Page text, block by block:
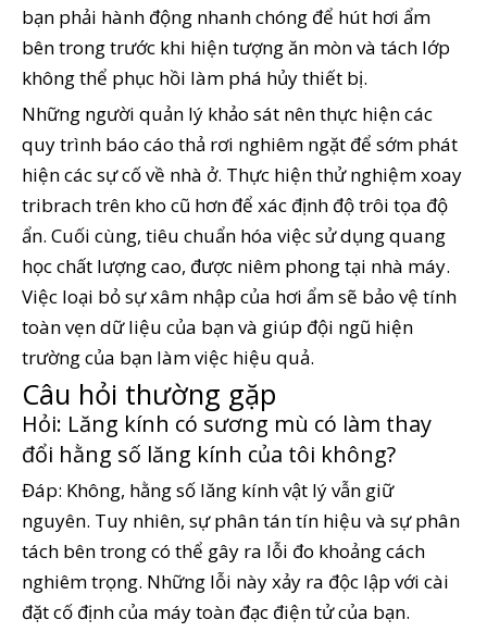
bạn phải hành động nhanh chóng để hút hơi ẩm
bên trong trước khi hiện tượng ăn mòn và tách lớp
không thể phục hồi làm phá hủy thiết bị.
Những người quản lý khảo sát nên thực hiện các
quy trình báo cáo thả rơi nghiêm ngặt để sớm phát
hiện các sự cố về nhà ở. Thực hiện thử nghiệm xoay
tribrach trên kho cũ hơn để xác định độ trôi tọa độ
ẩn. Cuối cùng, tiêu chuẩn hóa việc sử dụng quang
học chất lượng cao, được niêm phong tại nhà máy.
Việc loại bỏ sự xâm nhập của hơi ẩm sẽ bảo vệ tính
toàn vẹn dữ liệu của bạn và giúp đội ngũ hiện
trường của bạn làm việc hiệu quả.
Câu hỏi thường gặp
Hỏi: Lăng kính có sương mù có làm thay
đổi hằng số lăng kính của tôi không?
Đáp: Không, hằng số lăng kính vật lý vẫn giữ
nguyên. Tuy nhiên, sự phân tán tín hiệu và sự phân
tách bên trong có thể gây ra lỗi đo khoảng cách
nghiêm trọng. Những lỗi này xảy ra độc lập với cài
đặt cố định của máy toàn đạc điện tử của bạn.